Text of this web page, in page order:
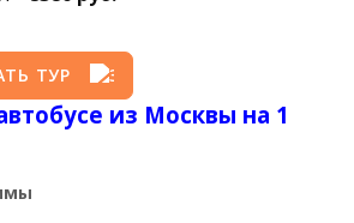
ТУР
из Москвы на 1